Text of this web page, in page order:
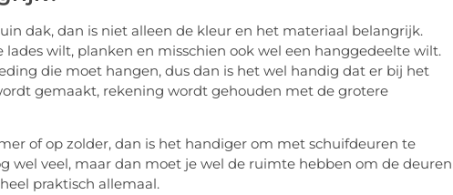
dak, dan is niet alleen de kleur en het materiaal belangrijk.
wilt, planken en misschien ook wel een hanggedeelte wilt.
die moet hangen, dus dan is het wel handig dat er bij het
gemaakt, rekening wordt gehouden met de grotere
of op zolder, dan is het handiger om met schuifdeuren te
wel veel, maar dan moet je wel de ruimte hebben om de deuren
praktisch allemaal.